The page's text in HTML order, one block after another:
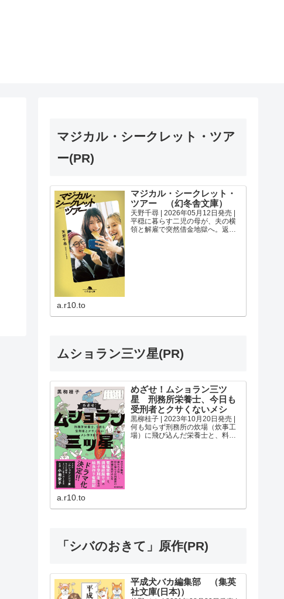
マジカル・シークレット・ツア
ー(PR)
マジカル・シークレット・
ツアー （幻冬舎文庫）
天野千尋 | 2026年05月12日発売 |
平穏に暮らす二児の母が、夫の横
領と解雇で突然借金地獄へ。返済
a.r10.to
ムショラン三ツ星(PR)
めざせ！ムショラン三ツ
星 刑務所栄養士、今日も
受刑者とクサくないメシ
黒柳桂子 | 2023年10月20日発売 |
何も知らず刑務所の炊場（炊事工
場）に飛び込んだ栄養士と、料理
a.r10.to
「シバのおきて」原作(PR)
平成犬バカ編集部 （集英
社文庫(日本)）